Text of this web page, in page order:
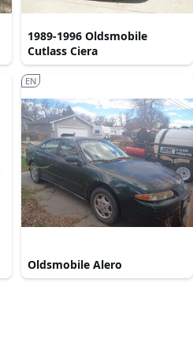
1989-1996 Oldsmobile
Cutlass Ciera
Oldsmobile Alero
EN